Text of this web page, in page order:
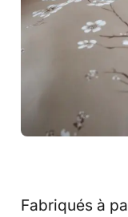
Fabriqués à